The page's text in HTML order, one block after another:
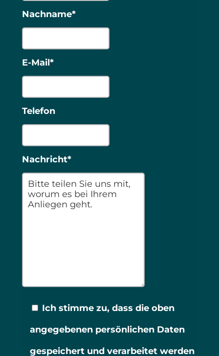
Nachname*
E-Mail*
Telefon
Nachricht*
Ich stimme zu, dass die oben
angegebenen persönlichen Daten
gespeichert und verarbeitet werden